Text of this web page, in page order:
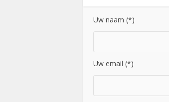
Uw naam (*)
Uw email (*)